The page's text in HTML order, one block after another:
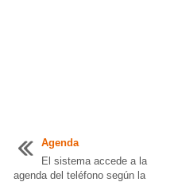
Agenda
El sistema accede a la
agenda del teléfono según la